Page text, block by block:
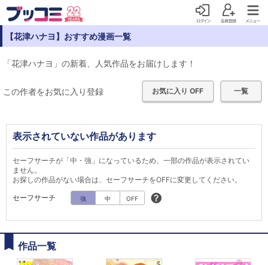
【花津ハナヨ】おすすめ漫画一覧
「花津ハナヨ」の新着、人気作品をお届けします！
この作者をお気に入り登録 お気に入り OFF 一覧
表示されていない作品があります
セーフサーチが「中・強」になっているため、一部の作品が表示されてい
ません。
お探しの作品がない場合は、セーフサーチをOFFに変更してください。
セーフサーチ
強 中 OFF
作品一覧